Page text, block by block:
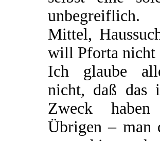
Mittel,
will Pforta nicht
Ich glaube
nicht, daß das
Zweck
Übrigen – man